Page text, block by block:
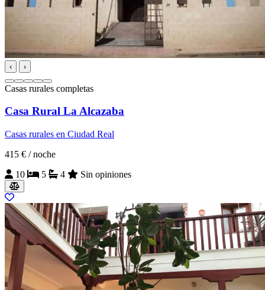
‹ ›
Casas rurales completas
Casa Rural La Alcazaba
Casas rurales en Ciudad Real
415 € / noche
10
5 4 Sin opiniones